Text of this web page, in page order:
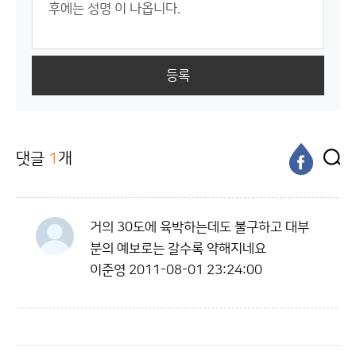
등록
댓글 1 개
거의 30도에 육박하는데도 불구하고 대부
분의 예보로는 갈수록 약해지네요
이준영 2011-08-01 23:24:00